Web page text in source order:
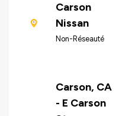
Carson
Nissan
Non-Réseauté
Carson, CA
- E Carson